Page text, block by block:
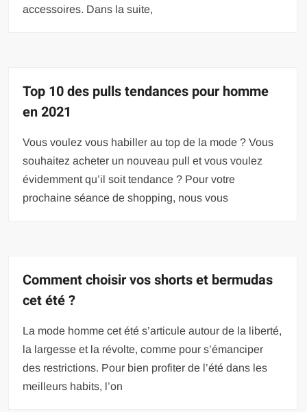
accessoires. Dans la suite,
Top 10 des pulls tendances pour homme
en 2021
Vous voulez vous habiller au top de la mode ? Vous
souhaitez acheter un nouveau pull et vous voulez
évidemment qu’il soit tendance ? Pour votre
prochaine séance de shopping, nous vous
Comment choisir vos shorts et bermudas
cet été ?
La mode homme cet été s’articule autour de la liberté,
la largesse et la révolte, comme pour s’émanciper
des restrictions. Pour bien profiter de l’été dans les
meilleurs habits, l’on